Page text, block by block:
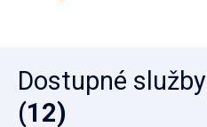
Dostupné služby
(12)